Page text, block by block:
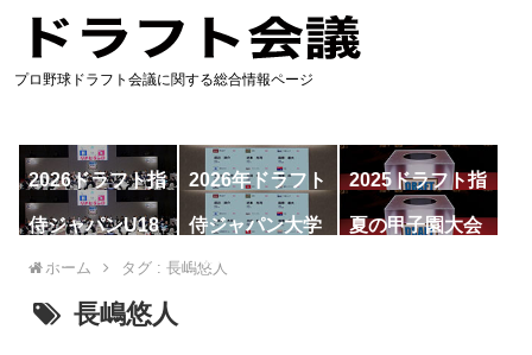
プロ野球ドラフト会議に関する総合情報ページ
2026ドラフト指
名予想
2026年ドラフト
候補
2025ドラフト指
名一覧
侍ジャパンU18
代表
侍ジャパン大学
代表
夏の甲子園大会
ホーム タグ : 長嶋悠人
長嶋悠人